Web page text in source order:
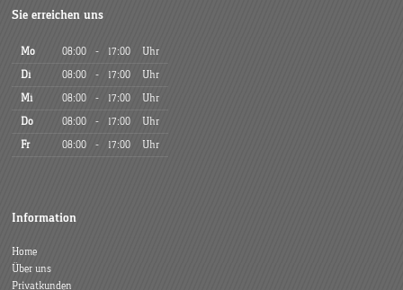
Sie erreichen uns
Mo 08:00 - 17:00
Uhr
Di
08:00 - 17:00
Uhr
Mi
08:00 - 17:00
Uhr
Do
08:00 - 17:00
Uhr
Fr
08:00 - 17:00 Uhr
Information
Home
Über uns
Privatkunden